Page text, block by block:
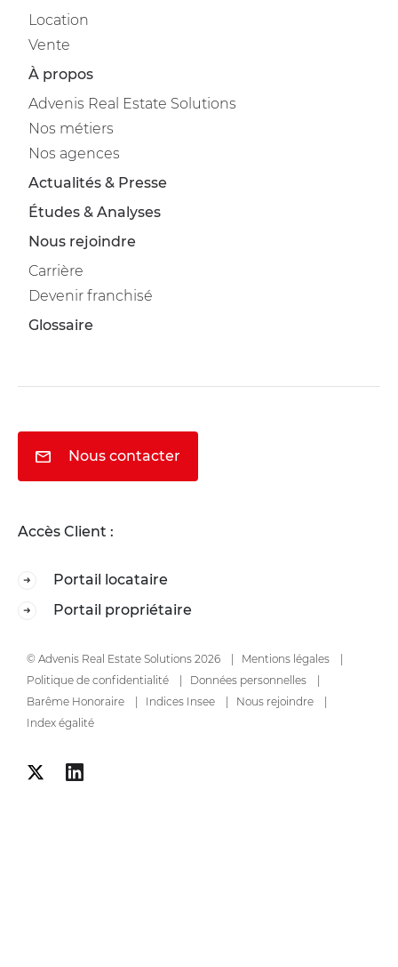
Location
Vente
À propos
Advenis Real Estate Solutions
Nos métiers
Nos agences
Actualités & Presse
Études & Analyses
Nous rejoindre
Carrière
Devenir franchisé
Glossaire
Nous contacter
Accès Client :
Portail locataire
Portail propriétaire
© Advenis Real Estate Solutions 2026
Mentions légales
Politique de confidentialité
Données personnelles
Barême Honoraire
Indices Insee
Nous rejoindre
Index égalité